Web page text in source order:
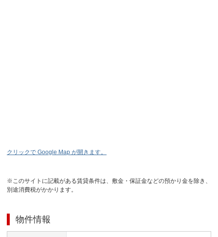
クリックで Google Map が開きます。
※このサイトに記載がある賃貸条件は、敷金・保証金などの預かり金を除き、
別途消費税がかかります。
物件情報